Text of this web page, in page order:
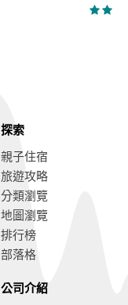
探索
親子住宿
旅遊攻略
分類瀏覽
地圖瀏覽
排行榜
部落格
公司介紹